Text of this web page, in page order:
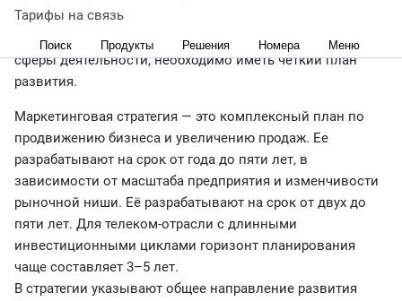
Тарифы на связь
Поиск Продукты Решения Номера Меню
Любой компании, вне зависимости от ее размеров и
сферы деятельности, необходимо иметь четкий план
развития.
Маркетинговая стратегия — это комплексный план по
продвижению бизнеса и увеличению продаж. Ее
разрабатывают на срок от года до пяти лет, в
зависимости от масштаба предприятия и изменчивости
рыночной ниши. Её разрабатывают на срок от двух до
пяти лет. Для телеком-отрасли с длинными
инвестиционными циклами горизонт планирования
чаще составляет 3–5 лет.
В стратегии указывают общее направление развития